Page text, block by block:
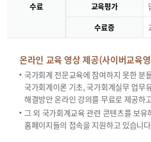
수료 교육평가
수료증
온라인 교육 영상 제공(사이버교육
국가회계 전문교육에 참여하지 못한 분
국가회계이론 기초, 국가회계실무 업무
해결방안 온라인 강의를 무료로 제공하
그 외 국가회계교육 관련 콘텐츠를 보유
홈페이지들의 접속을 지원하고 있습니